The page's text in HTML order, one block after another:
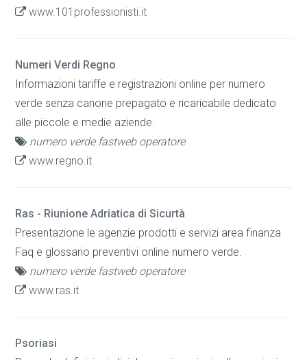
www.101professionisti.it
Numeri Verdi Regno
Informazioni tariffe e registrazioni online per numero
verde senza canone prepagato e ricaricabile dedicato
alle piccole e medie aziende.
numero verde fastweb operatore
www.regno.it
Ras - Riunione Adriatica di Sicurtà
Presentazione le agenzie prodotti e servizi area finanza
Faq e glossario preventivi online numero verde.
numero verde fastweb operatore
www.ras.it
Psoriasi